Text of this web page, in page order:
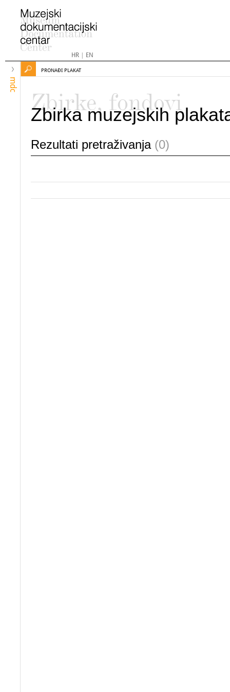
HR| EN
mdc
PRONAĐI PLAKAT
Zbirke, fondovi
Zbirka muzejskih
Rezultati pretraživanja (0)